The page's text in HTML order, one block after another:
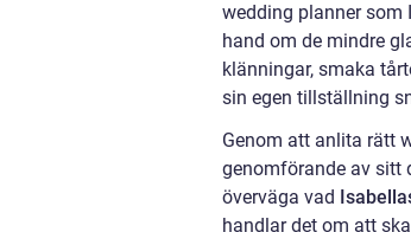
wedding planner som
hand om de mindre
klänningar, smaka
sin egen tillställning
Genom att anlita rätt
genomförande av sitt
överväga vad
handlar det om att